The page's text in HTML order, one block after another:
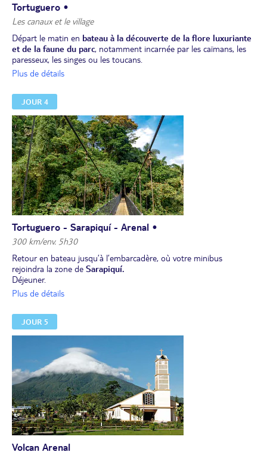
Tortuguero •
Les canaux et le village
Départ le matin en bateau à la découverte de la flore luxuriante
et de la faune du parc, notamment incarnée par les caïmans, les
paresseux, les singes ou les toucans.
Déjeuner au lodge.
et reste de l'après-midi libre.
Dîner et nuit au lodge.
Plus de détails
JOUR 4
Tortuguero - Sarapiquí - Arenal •
300 km/env. 5h30
Retour en bateau jusqu’à l’embarcadère, où votre minibus
rejoindra la zone de Sarapiquí.
Déjeuner.
Arrêt à la réserve biologique de Tirimbina
Poursuite vers Arenal
son cône parfait. Installation pour 2 nuits à votre hôtel. Fin de
journée à l'hôtel.
Dîner dans un restaurant typique.
Plus de détails
JOUR 5
Volcan Arenal